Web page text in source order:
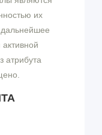
их
атрибута